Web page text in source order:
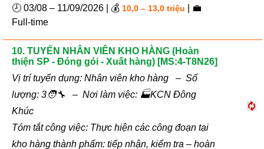
🕗 03/08 – 11/09/2026 | 💰 10,0 – 13,0 triệu
| 💼
Full-time
10. TUYỂN NHÂN VIÊN KHO HÀNG (Hoàn
thiện SP - Đóng gói - Xuất hàng) [MS:4-T8N26]
Vị trí tuyển dụng: Nhân viên kho hàng – Số
lượng: 3🧑‍🔧 – Nơi làm việc: 🏭KCN Đông
Khúc
Tóm tắt công việc: Thực hiện các công đoạn tại
kho hàng thành phẩm: tiếp nhận, kiểm tra – hoàn